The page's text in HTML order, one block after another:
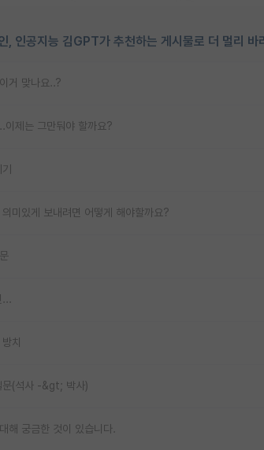
, 인공지능 김GPT가 추천하는 게시물로 더 멀리 바
거 맞나요..?
이제는 그만둬야 할까요?
의미있게 보내려면 어떻게 해야할까요?
치
문(석사 -&gt; 박사)
해 궁금한 것이 있습니다.